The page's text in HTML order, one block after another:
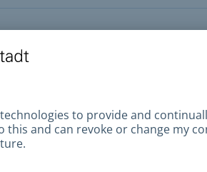
câu 1, BestV và § 1, khoản 1,